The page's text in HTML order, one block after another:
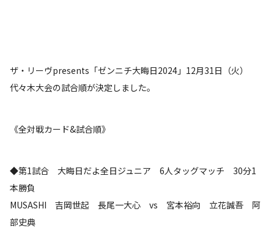
ザ・リーヴpresents「ゼンニチ大晦日2024」12月31日（火）
代々木大会の試合順が決定しました。
《全対戦カード&試合順》
◆第1試合 大晦日だよ全日ジュニア 6人タッグマッチ 30分1
本勝負
MUSASHI 吉岡世起 長尾一大心 vs 宮本裕向 立花誠吾 阿
部史典